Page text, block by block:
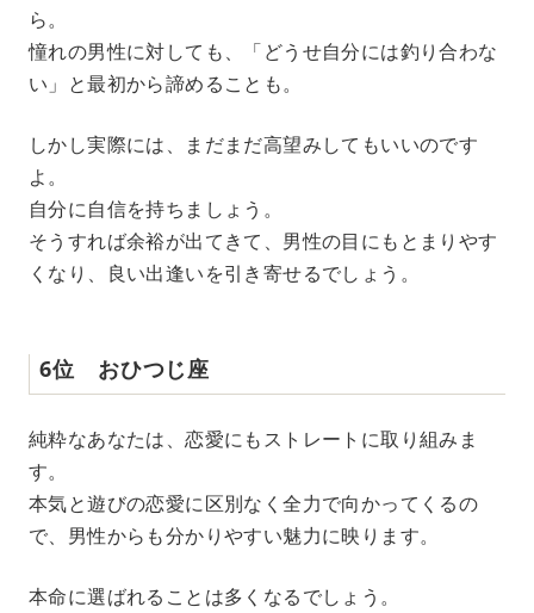
ら。
憧れの男性に対しても、「どうせ自分には釣り合わな
い」と最初から諦めることも。
しかし実際には、まだまだ高望みしてもいいのです
よ。
自分に自信を持ちましょう。
そうすれば余裕が出てきて、男性の目にもとまりやす
くなり、良い出逢いを引き寄せるでしょう。
6位 おひつじ座
純粋なあなたは、恋愛にもストレートに取り組みま
す。
本気と遊びの恋愛に区別なく全力で向かってくるの
で、男性からも分かりやすい魅力に映ります。
本命に選ばれることは多くなるでしょう。